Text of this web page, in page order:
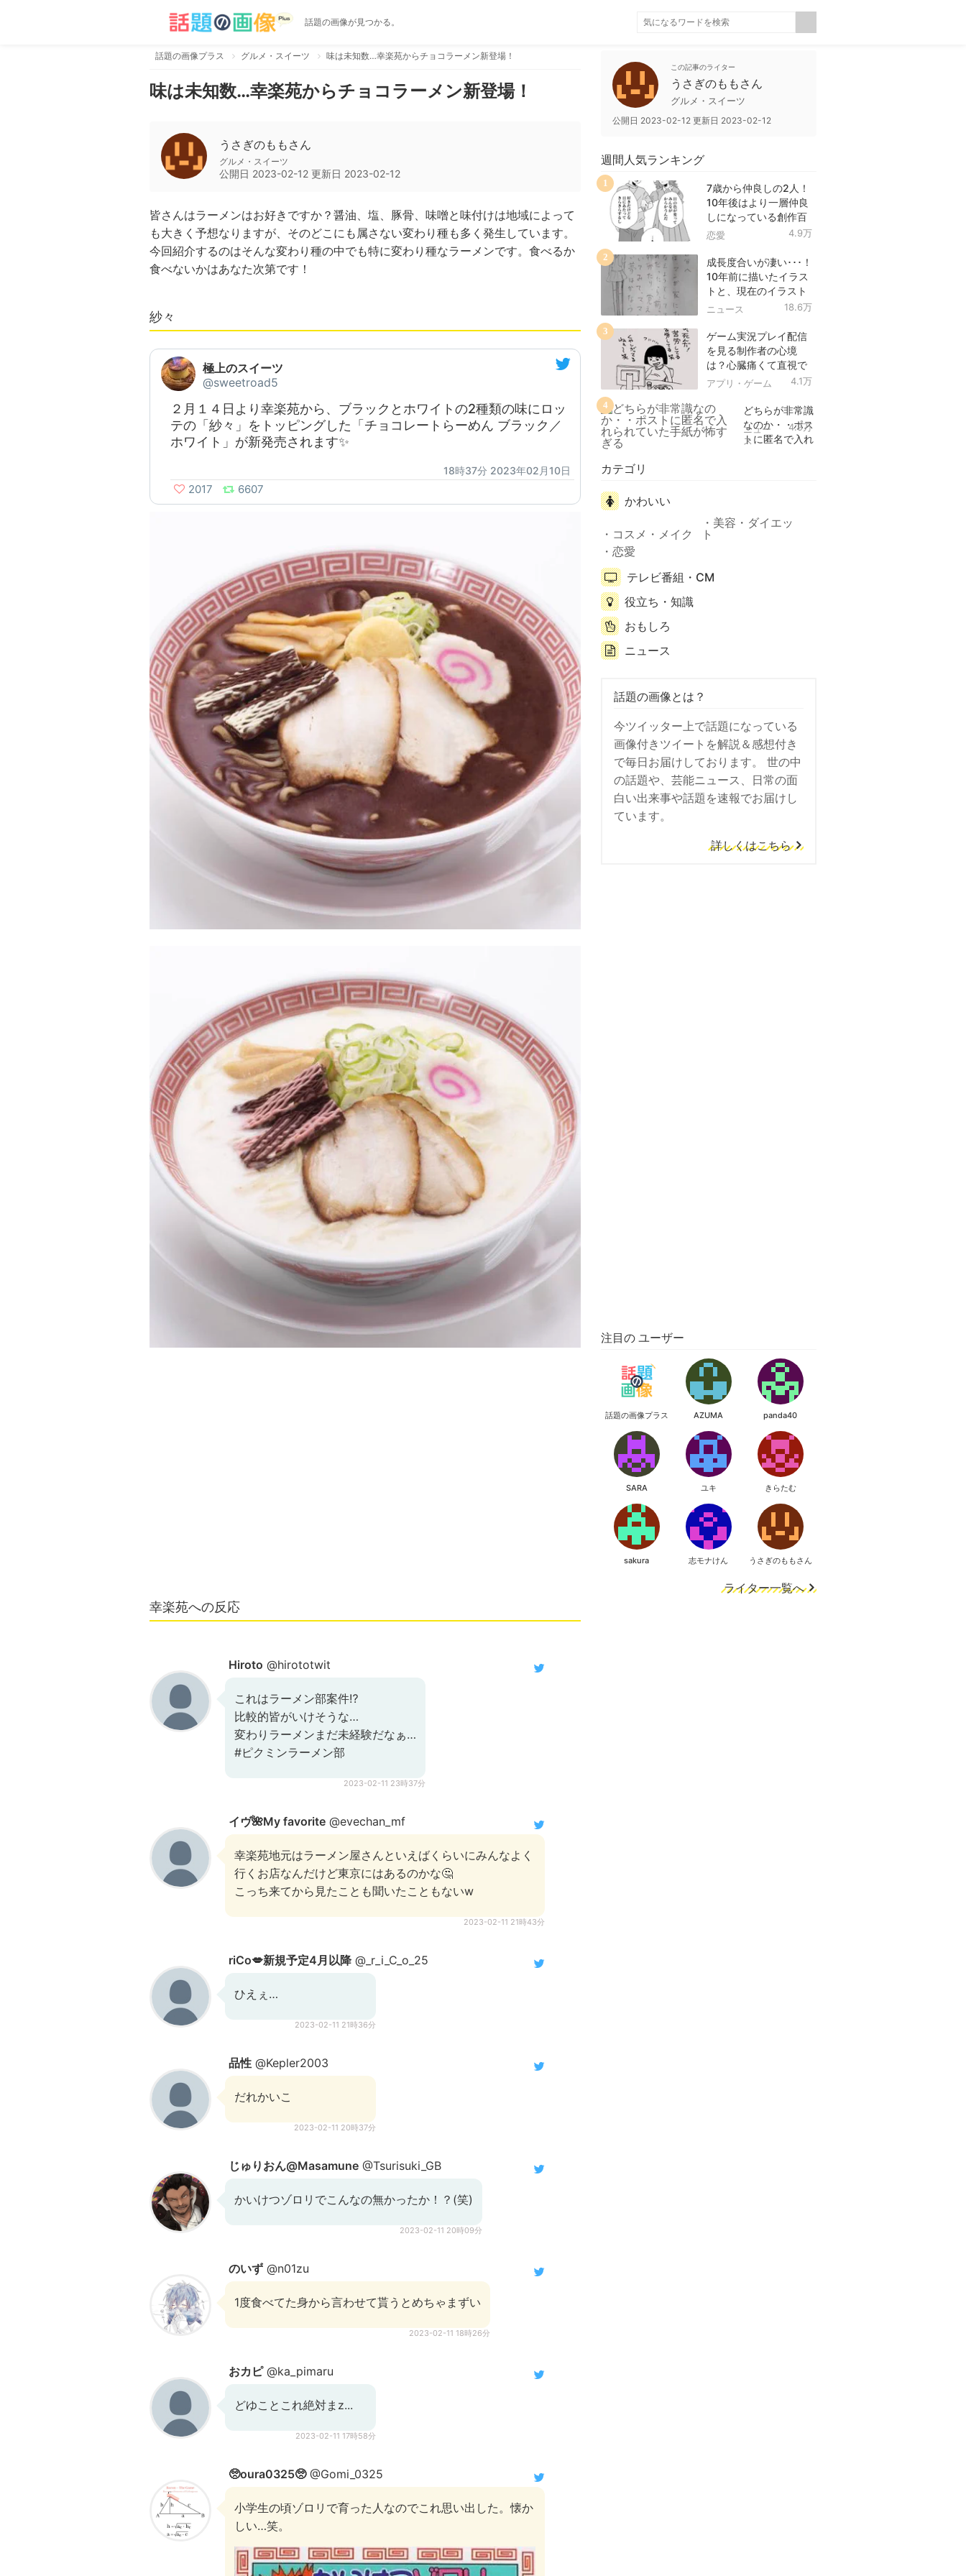
話題の画像が見つかる。
話題の画像プラス グルメ・スイーツ 味は未知数…幸楽苑からチョコラーメン新登場！
味は未知数…幸楽苑からチョコラーメン新登場！
うさぎのももさん
グルメ・スイーツ
公開日 2023-02-12 更新日 2023-02-12
皆さんはラーメンはお好きですか？醤油、塩、豚骨、味噌と味付けは地域によって
も大きく予想なりますが、そのどこにも属さない変わり種も多く発生しています。
今回紹介するのはそんな変わり種の中でも特に変わり種なラーメンです。食べるか
食べないかはあなた次第です！
紗々
極上のスイーツ
@sweetroad5
２月１４日より幸楽苑から、ブラックとホワイトの2種類の味にロッ
テの「紗々」をトッピングした「チョコレートらーめん ブラック／
ホワイト」が新発売されます✨
18時37分 2023年02月10日
2017 6607
幸楽苑への反応
Hiroto @hirototwit
これはラーメン部案件⁉️
比較的皆がいけそうな…
変わりラーメンまだ未経験だなぁ…
#ピクミンラーメン部
2023-02-11 23時37分
イヴ🌺My favorite @evechan_mf
幸楽苑地元はラーメン屋さんといえばくらいにみんなよく
行くお店なんだけど東京にはあるのかな🤔
こっち来てから見たことも聞いたこともないw
2023-02-11 21時43分
riCo💋新規予定4月以降 @_r_i_C_o_25
ひえぇ…
2023-02-11 21時36分
品性 @Kepler2003
だれかいこ
2023-02-11 20時37分
じゅりおん@Masamune @Tsurisuki_GB
かいけつゾロリでこんなの無かったか！？(笑)
2023-02-11 20時09分
のいず @n01zu
1度食べてた身から言わせて貰うとめちゃまずい
2023-02-11 18時26分
おカピ@ka_pimaru
どゆことこれ絶対まz...
2023-02-11 17時58分
🥺oura0325🥺@Gomi_0325
小学生の頃ゾロリで育った人なのでこれ思い出した。懐か
しい…笑。
この記事のライター
うさぎのももさん
グルメ・スイーツ
公開日 2023-02-12 更新日 2023-02-12
週間人気ランキング
7歳から仲良しの2人！
10年後はより一層仲良
しになっている創作百
合！
恋愛 4.9万
1
成長度合いが凄い･･･！
10年前に描いたイラス
トと、現在のイラスト
を投稿したツイートが
ニュース 18.6万
2
ゲーム実況プレイ配信
を見る制作者の心境
は？心臓痛くて直視で
きなかった！
アプリ・ゲーム 4.1万
3
どちらが非常識
なのか・・ポス
トに匿名で入れ
ニュー
ス
4.9万
4
カテゴリ
かわいい
コスメ・メイク
美容・ダイエッ
ト
恋愛
テレビ番組・CM
役立ち・知識
おもしろ
ニュース
話題の画像とは？
今ツイッター上で話題になっている
画像付きツイートを解説＆感想付き
で毎日お届けしております。 世の中
の話題や、芸能ニュース、日常の面
白い出来事や話題を速報でお届けし
ています。
詳しくはこちら
注目の ユーザー
話題の画像プラス AZUMA panda40
SARA ユキ きらたむ
sakura 志モナけん うさぎのももさん
ライター一覧へ